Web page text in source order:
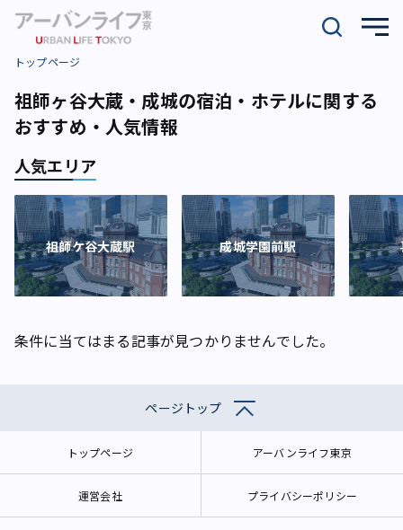
トップページ
祖師ヶ谷大蔵・成城の宿泊・ホテルに関する
おすすめ・人気情報
人気エリア
祖師ケ谷大蔵駅 成城学園前駅
条件に当てはまる記事が見つかりませんでした。
ページトップ
トップページ アーバンライフ東京
運営会社 プライバシーポリシー